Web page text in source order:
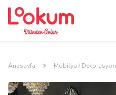
Anasayfa Mobilya / Dekorasyon